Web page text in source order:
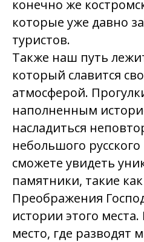
конечно же
которые уже давно
туристов.
Также наш путь
который славится
атмосферой.
наполненным
насладиться
небольшого
сможете увидеть
памятники, такие
Преображения
истории этого
место, где разводят